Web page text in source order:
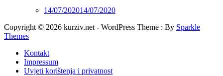
14/07/202014/07/2020
Copyright © 2026 kurziv.net - WordPress Theme : By Sparkle
Themes
Kontakt
Impressum
Uvjeti korištenja i privatnost